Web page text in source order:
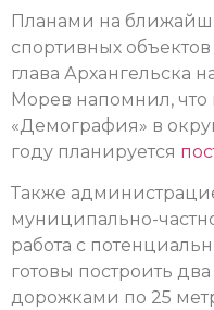
Планами на
спортивных
глава Архангельска
Морев напомнил, что
«Демография» в
году планируется
Также
муниципально-
работа с
готовы построить
дорожками по 25